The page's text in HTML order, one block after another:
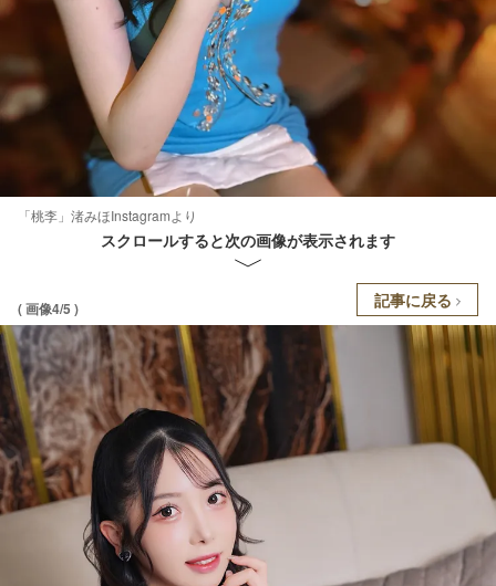
「桃李」渚みほInstagramより
スクロールすると次の画像が表示されます
( 画像4/5 ) 記事に戻る